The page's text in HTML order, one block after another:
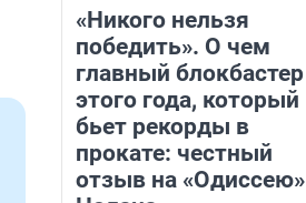
«Никого нельзя
победить». О чем
главный блокбастер
этого года, который
бьет рекорды в
прокате: честный
отзыв на «Одиссею»